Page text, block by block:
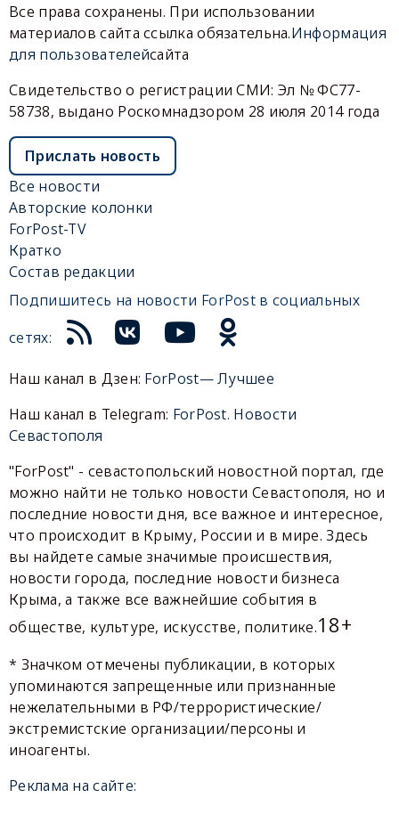
Все права сохранены. При использовании
материалов сайта ссылка обязательна.Информация
для пользователейсайта
Свидетельство о регистрации СМИ: Эл № ФС77-
58738, выдано Роскомнадзором 28 июля 2014 года
Прислать новость
Все новости
Авторские колонки
ForPost-TV
Кратко
Состав редакции
Подпишитесь на новости ForPost в социальных
сетях:
Наш канал в Дзен: ForPost— Лучшее
Наш канал в Telegram: ForPost. Новости
Севастополя
"ForPost" - севастопольский новостной портал, где
можно найти не только новости Севастополя, но и
последние новости дня, все важное и интересное,
что происходит в Крыму, России и в мире. Здесь
вы найдете самые значимые происшествия,
новости города, последние новости бизнеса
Крыма, а также все важнейшие события в
обществе, культуре, искусстве, политике.18+
* Значком отмечены публикации, в которых
упоминаются запрещенные или признанные
нежелательными в РФ/террористические/
экстремистские организации/персоны и
иноагенты.
Реклама на сайте: